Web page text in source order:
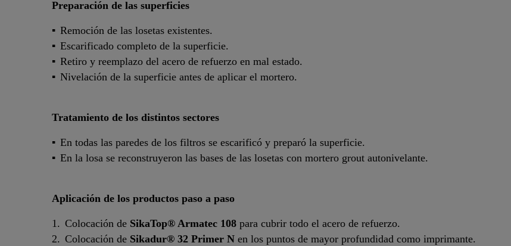
Preparación de las superficies
Remoción de las losetas existentes.
Escarificado completo de la superficie.
Retiro y reemplazo del acero de refuerzo en mal estado.
Nivelación de la superficie antes de aplicar el mortero.
Tratamiento de los distintos sectores
En todas las paredes de los filtros se escarificó y preparó la superficie.
En la losa se reconstruyeron las bases de las losetas con mortero grout autonivelante.
Aplicación de los productos paso a paso
Colocación de SikaTop® Armatec 108 para cubrir todo el acero de refuerzo.
Colocación de Sikadur® 32 Primer N en los puntos de mayor profundidad como imprimante.